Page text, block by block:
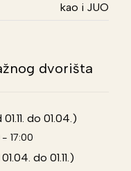
kao i JUO
dvorišta
do 01.04.)
17:00
do 01.11.)